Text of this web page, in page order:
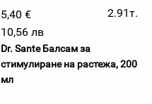
5,40 €
2.91т.
10,56 лв
Dr. Sante Балсам за
стимулиране на растежа, 200
мл